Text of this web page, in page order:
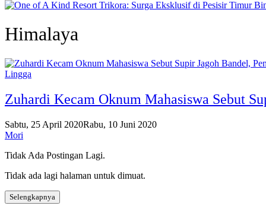
Himalaya
Lingga
Zuhardi Kecam Oknum Mahasiswa Sebut
Sabtu, 25 April 2020Rabu, 10 Juni 2020
Mori
Tidak Ada Postingan Lagi.
Tidak ada lagi halaman untuk dimuat.
Selengkapnya